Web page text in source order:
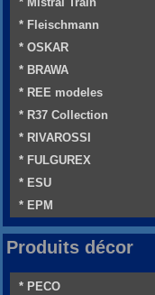
* Fleischmann
* OSKAR
* BRAWA
* REE modeles
* R37 Collection
* RIVAROSSI
* FULGUREX
* ESU
* EPM
Produits décor
* PECO